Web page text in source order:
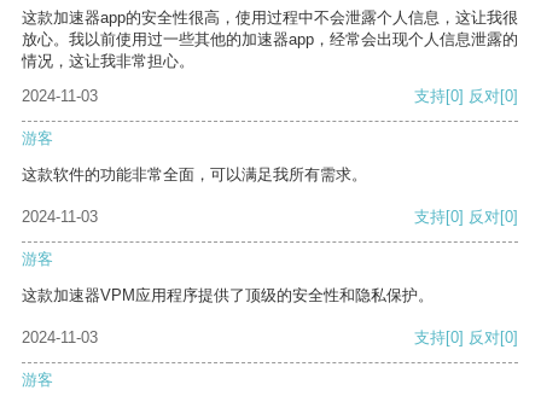
这款加速器app的安全性很高，使用过程中不会泄露个人信息，这让我很
放心。我以前使用过一些其他的加速器app，经常会出现个人信息泄露的
情况，这让我非常担心。
2024-11-03
支持[0] 反对[0]
游客
这款软件的功能非常全面，可以满足我所有需求。
2024-11-03 支持[0] 反对[0]
游客
这款加速器VPM应用程序提供了顶级的安全性和隐私保护。
2024-11-03 支持[0] 反对[0]
游客